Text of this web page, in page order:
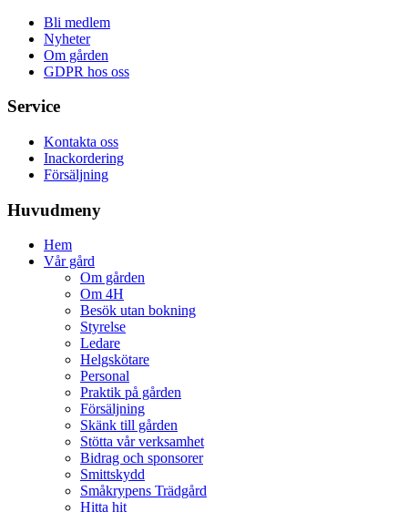
Bli medlem
Nyheter
Om gården
GDPR hos oss
Service
Kontakta oss
Inackordering
Försäljning
Huvudmeny
Hem
Vår gård
Om gården
Om 4H
Besök utan bokning
Styrelse
Ledare
Helgskötare
Personal
Praktik på gården
Försäljning
Skänk till gården
Stötta vår verksamhet
Bidrag och sponsorer
Smittskydd
Småkrypens Trädgård
Hitta hit